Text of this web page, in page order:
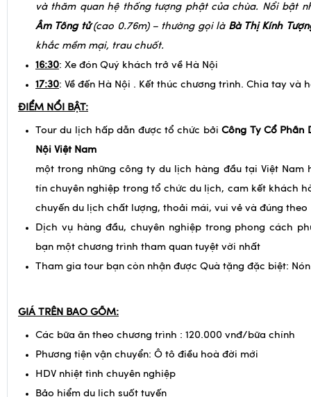
và thăm quan hệ thống tượng phật của chùa. Nổi bật
Âm Tống tử(cao 0.76m) – thường gọi là Bà Thị Kính
khắc mềm mại, trau chuốt.
16:30: Xe đón Quý khách trở về Hà Nội
17:30: Về đến Hà Nội . Kết thúc chương trình. Chia tay và
ĐIỂM NỔI BẬT:
Tour du lịch hấp dẫn được tổ chức bởiCông Ty Cổ Phần
Nội Việt Nam
một trong những công ty du lịch hàng đầu tại Việt Nam
tín chuyên nghiệp trong tổ chức du lịch, cam kết khách
chuyến du lịch chất lượng, thoải mái, vui vẻ và đúng
Dịch vụ hàng đầu, chuyên nghiệp trong phong cách
bạn một chương trình tham quan tuyệt vời nhất
Tham gia tour bạn còn nhận được Quà tặng đặc biệt:
GIÁ TRÊN BAO GỒM:
Các bữa ăn theo chương trình : 120.000 vnđ/bữa chính
Phương tiện vận chuyển: Ô tô điều hoà đời mới
HDV nhiệt tình chuyên nghiệp
Bảo hiểm du lịch suốt tuyến